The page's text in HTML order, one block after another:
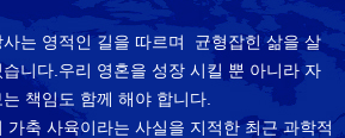
는 영적인 길을 따르며 균형잡힌 삶을 살
니다.우리 영혼을 성장 시킬 뿐 아니라 자
책임도 함께 해야 합니다.
가축 사육이라는 사실을 지적한 최근 과학적